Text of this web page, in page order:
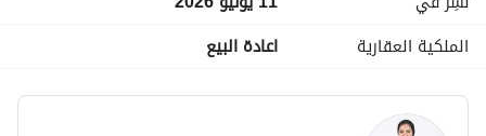
الملكية العقارية
اعادة البيع